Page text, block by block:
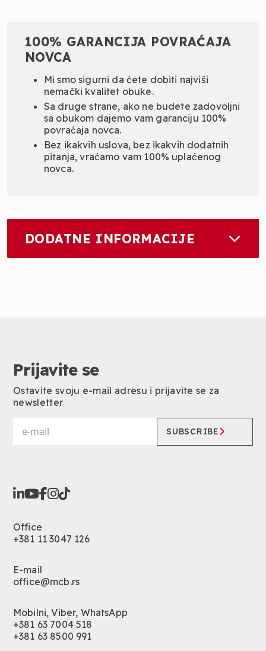
100% GARANCIJA POVRAĆAJA
NOVCA
Mi smo sigurni da ćete dobiti najviši
nemački kvalitet obuke.
Sa druge strane, ako ne budete zadovoljni
sa obukom dajemo vam garanciju 100%
povraćaja novca.
Bez ikakvih uslova, bez ikakvih dodatnih
pitanja, vraćamo vam 100% uplaćenog
novca.
DODATNE INFORMACIJE
Prijavite se
Ostavite svoju e-mail adresu i prijavite se za
newsletter
SUBSCRIBE
Office
+381 11 3047 126
E-mail
office@mcb.rs
Mobilni, Viber, WhatsApp
+381 63 7004 518
+381 63 8500 991